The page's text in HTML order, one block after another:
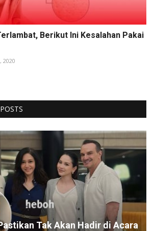
Berikut Ini Kesalahan Pakai
2020
Tak Akan Hadir di Acara